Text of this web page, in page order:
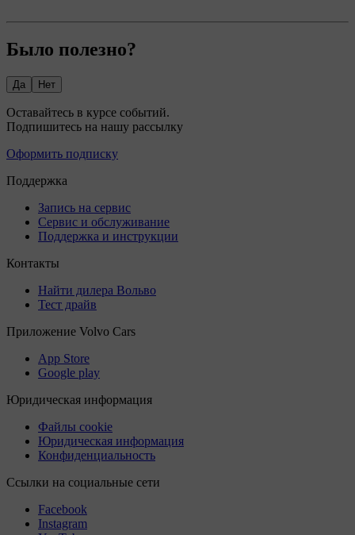
Было полезно?
Да Нет